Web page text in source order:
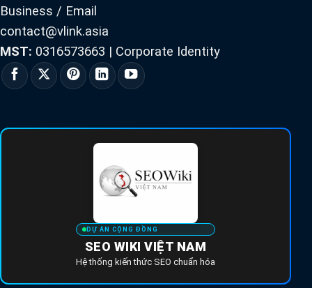
Business / Email
contact@vlink.asia
MST: 0316573663 | Corporate Identity
DỰ ÁN CỘNG ĐỒNG
SEO WIKI VIỆT NAM
Hệ thống kiến thức SEO chuẩn hóa